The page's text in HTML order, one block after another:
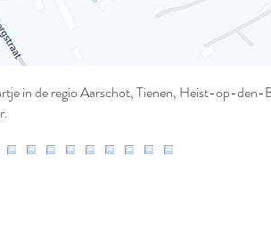
in de regio Aarschot, Tienen, Heist-op-den-